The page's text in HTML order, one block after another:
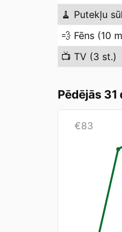
🧹 Putekļu
💨 Fēns (10
📺 TV (3 st.)
Pēdējās 31
€83